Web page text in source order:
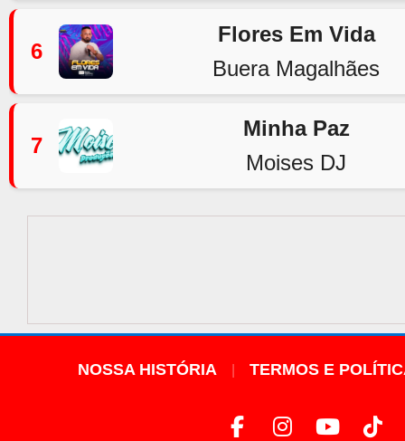
6
Flores Em Vida
Buera Magalhães
7
Minha Paz
Moises DJ
NOSSA HISTÓRIA TERMOS E